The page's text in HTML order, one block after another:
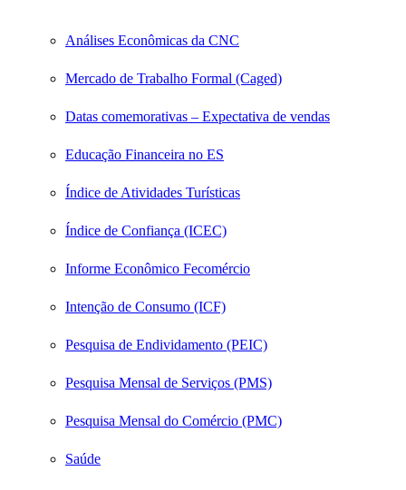
Análises Econômicas da CNC
Mercado de Trabalho Formal (Caged)
Datas comemorativas – Expectativa de vendas
Educação Financeira no ES
Índice de Atividades Turísticas
Índice de Confiança (ICEC)
Informe Econômico Fecomércio
Intenção de Consumo (ICF)
Pesquisa de Endividamento (PEIC)
Pesquisa Mensal de Serviços (PMS)
Pesquisa Mensal do Comércio (PMC)
Saúde